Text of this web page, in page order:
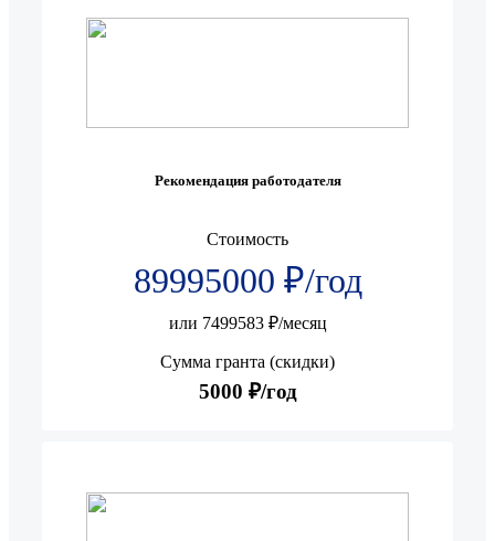
Рекомендация работодателя
Стоимость
89995000 ₽/год
или 7499583 ₽/месяц
Сумма гранта (скидки)
5000 ₽/год